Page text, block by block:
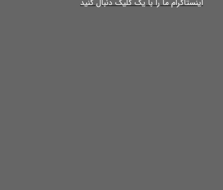
​​​​​​​​​اینستاگرام ما را با یک کلیک دنبال کنید